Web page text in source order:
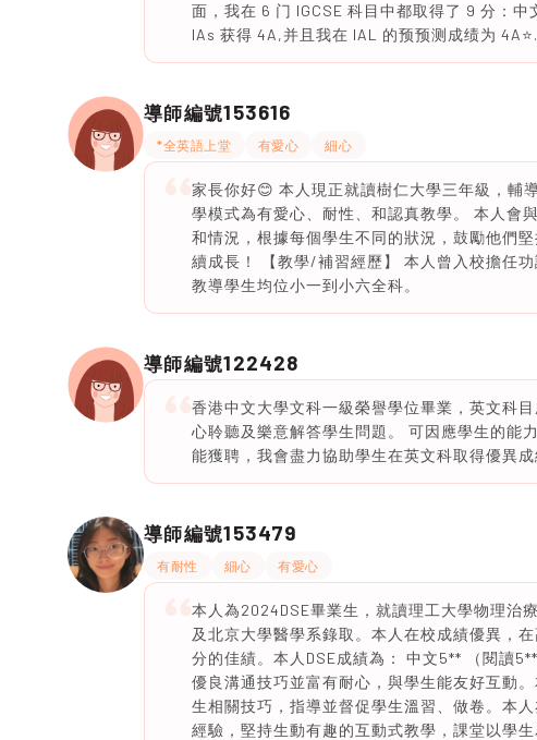
面，我在 6 门 IGCSE 科目中都取得了 9 分：
IAs 获得 4A,并且我在 IAL 的预预测成绩为 4A⭐️.
導師編號153616
*全英語上堂 有愛心 細心
家長你好😊 本人現正就讀樹仁大學三年級，輔
學模式為有愛心、耐性、和認真教學。 本人會
和情況，根據每個學生不同的狀況，鼓勵他們
續成長！ 【教學/補習經歷】 本人曾入校擔任
教導學生均位小一到小六全科。
導師編號122428
香港中文大學文科一級榮譽學位畢業，英文科
心聆聽及樂意解答學生問題。 可因應學生的能
能獲聘，我會盡力協助學生在英文科取得優異成
導師編號153479
有耐性 細心 有愛心
本人為2024DSE畢業生，就讀理工大學物理治
及北京大學醫學系錄取。本人在校成績優異，
分的佳績。本人DSE成績為： 中文5** （閱讀
優良溝通技巧並富有耐心，與學生能友好互動
生相關技巧，指導並督促學生溫習、做卷。本
經驗，堅持生動有趣的互動式教學，課堂以學